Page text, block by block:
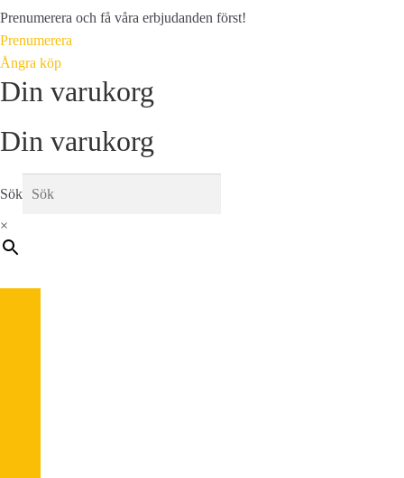
Prenumerera och få våra erbjudanden först!
Prenumerera
Ångra köp
Din varukorg
Din varukorg
Sök
×